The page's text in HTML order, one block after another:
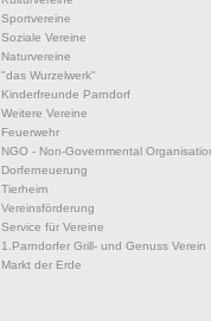
Sportvereine
Soziale Vereine
Naturvereine
"das Wurzelwerk"
Kinderfreunde Parndorf
Weitere Vereine
Feuerwehr
NGO - Non-Governmental
Dorferneuerung
Tierheim
Vereinsförderung
Service für Vereine
1.Parndorfer Grill- und Genuss Verein
Markt der Erde